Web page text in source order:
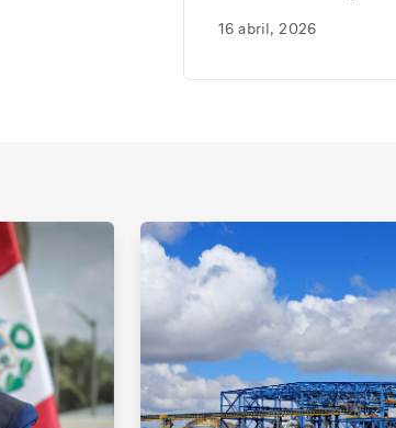
16 abril, 2026